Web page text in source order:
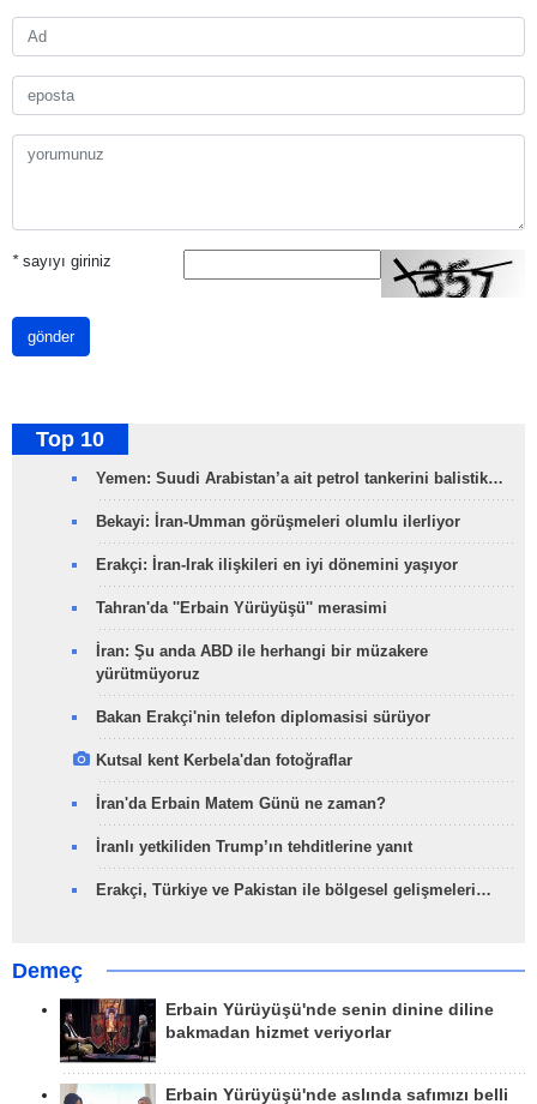
*sayıyı giriniz
gönder
Top 10
Yemen: Suudi Arabistan’a ait petrol tankerini balistik…
Bekayi: İran-Umman görüşmeleri olumlu ilerliyor
Erakçi: İran-Irak ilişkileri en iyi dönemini yaşıyor
Tahran'da ''Erbain Yürüyüşü'' merasimi
İran: Şu anda ABD ile herhangi bir müzakere
yürütmüyoruz
Bakan Erakçi'nin telefon diplomasisi sürüyor
Kutsal kent Kerbela'dan fotoğraflar
İran'da Erbain Matem Günü ne zaman?
İranlı yetkiliden Trump’ın tehditlerine yanıt
Erakçi, Türkiye ve Pakistan ile bölgesel gelişmeleri…
Demeç
Erbain Yürüyüşü'nde senin dinine diline
bakmadan hizmet veriyorlar
Erbain Yürüyüşü'nde aslında safımızı belli